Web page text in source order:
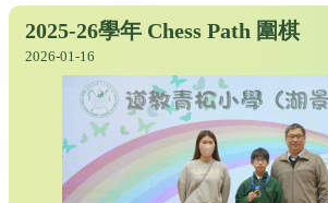
2025-26學年 Chess Path 圍棋
2026-01-16